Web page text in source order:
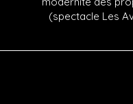
(spectacle Les